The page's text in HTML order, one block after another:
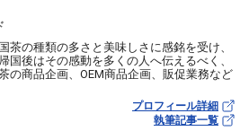
茶の種類の多さと美味しさに感銘を受け、
国後はその感動を多くの人へ伝えるべく、
の商品企画、OEM商品企画、販促業務など
プロフィール詳細
執筆記事一覧